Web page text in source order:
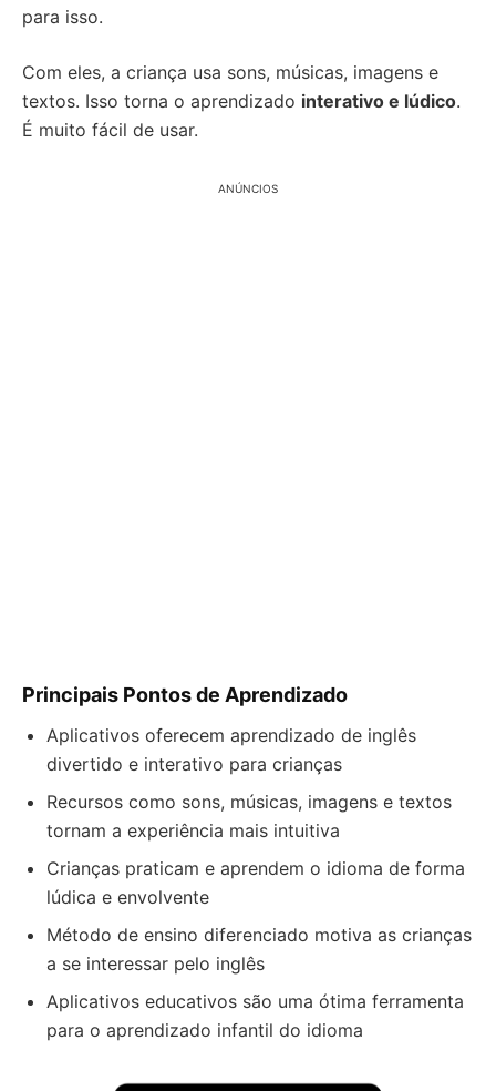
para isso.
Com eles, a criança usa sons, músicas, imagens e
textos. Isso torna o aprendizado interativo e lúdico.
É muito fácil de usar.
ANÚNCIOS
Principais Pontos de Aprendizado
Aplicativos oferecem aprendizado de inglês
divertido e interativo para crianças
Recursos como sons, músicas, imagens e textos
tornam a experiência mais intuitiva
Crianças praticam e aprendem o idioma de forma
lúdica e envolvente
Método de ensino diferenciado motiva as crianças
a se interessar pelo inglês
Aplicativos educativos são uma ótima ferramenta
para o aprendizado infantil do idioma